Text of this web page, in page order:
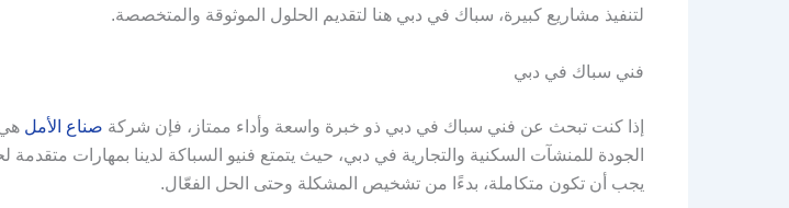
لتنفيذ مشاريع كبيرة، سباك في دبي هنا لتقديم الحلول الموثوقة والمتخصصة.
فني سباك في دبي
إذا كنت تبحث عن فني سباك في دبي ذو خبرة واسعة وأداء ممتاز، فإن شركة صناع الأمل
الجودة للمنشآت السكنية والتجارية في دبي، حيث يتمتع فنيو السباكة لدينا بمهارات
يجب أن تكون متكاملة، بدءًا من تشخيص المشكلة وحتى الحل الفعّال.